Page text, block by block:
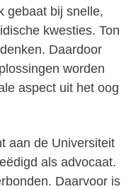
gebaat bij snelle,
kwesties. Ton
Daardoor
worden
aspect uit het oog
aan de Universiteit
als advocaat.
Daarvoor is